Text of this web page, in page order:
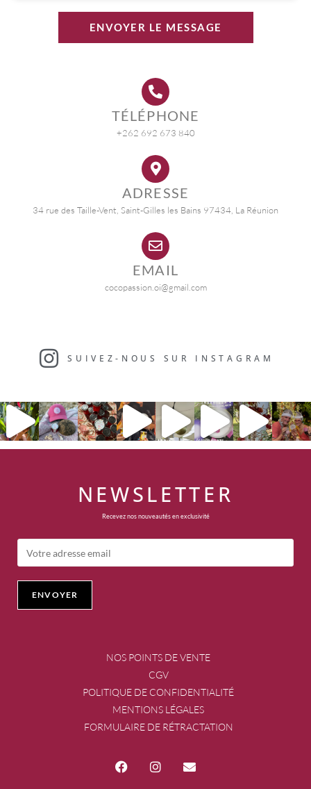
ENVOYER LE MESSAGE
TÉLÉPHONE
+262 692 673 840
ADRESSE
34 rue des Taille-Vent, Saint-Gilles les Bains 97434, La Réunion
EMAIL
cocopassion.oi@gmail.com
SUIVEZ-NOUS SUR INSTAGRAM​
NEWSLETTER
Recevez nos nouveautés en exclusivité
NOS POINTS DE VENTE
CGV
POLITIQUE DE CONFIDENTIALITÉ
MENTIONS LÉGALES
FORMULAIRE DE RÉTRACTATION